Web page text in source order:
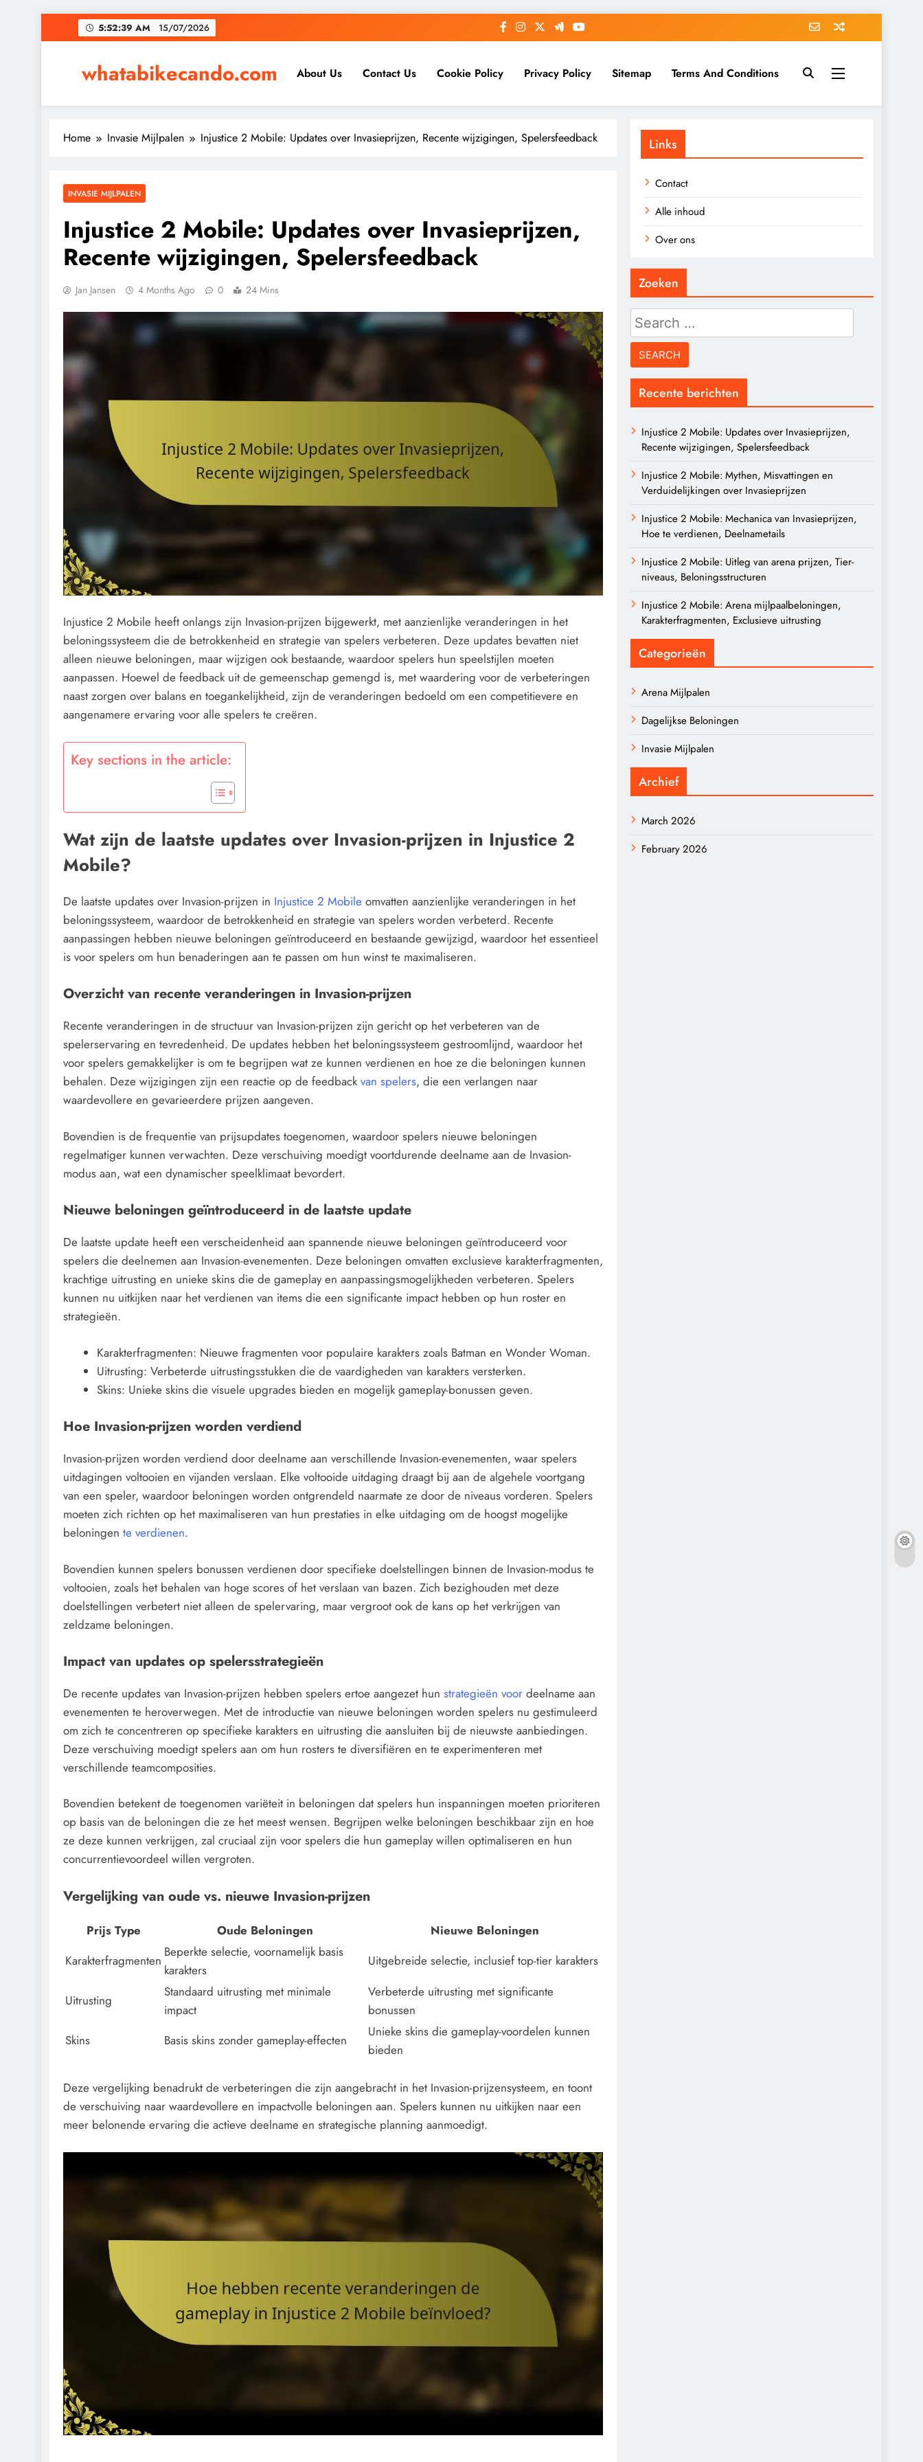
to
5:52:39 AM 15/07/2026
whatabikecando.com About Us Contact Us Cookie Policy Privacy Policy Sitemap Terms And Conditions
Home Invasie Mijlpalen Injustice 2 Mobile: Updates over Invasieprijzen, Recente wijzigingen, Spelersfeedback
INVASIE MIJLPALEN
Injustice 2 Mobile: Updates over Invasieprijzen,
Recente wijzigingen, Spelersfeedback
Jan Jansen 4 Months Ago 0 24 Mins
Injustice 2 Mobile heeft onlangs zijn Invasion-prijzen bijgewerkt, met aanzienlijke veranderingen in het
beloningssysteem die de betrokkenheid en strategie van spelers verbeteren. Deze updates bevatten niet
alleen nieuwe beloningen, maar wijzigen ook bestaande, waardoor spelers hun speelstijlen moeten
aanpassen. Hoewel de feedback uit de gemeenschap gemengd is, met waardering voor de verbeteringen
naast zorgen over balans en toegankelijkheid, zijn de veranderingen bedoeld om een competitievere en
aangenamere ervaring voor alle spelers te creëren.
Key sections in the article:
Wat zijn de laatste updates over Invasion-prijzen in Injustice 2
Mobile?
De laatste updates over Invasion-prijzen in Injustice 2 Mobile omvatten aanzienlijke veranderingen in het
beloningssysteem, waardoor de betrokkenheid en strategie van spelers worden verbeterd. Recente
aanpassingen hebben nieuwe beloningen geïntroduceerd en bestaande gewijzigd, waardoor het essentieel
is voor spelers om hun benaderingen aan te passen om hun winst te maximaliseren.
Overzicht van recente veranderingen in Invasion-prijzen
Recente veranderingen in de structuur van Invasion-prijzen zijn gericht op het verbeteren van de
spelerservaring en tevredenheid. De updates hebben het beloningssysteem gestroomlijnd, waardoor het
voor spelers gemakkelijker is om te begrijpen wat ze kunnen verdienen en hoe ze die beloningen kunnen
behalen. Deze wijzigingen zijn een reactie op de feedbackvan spelers, die een verlangen naar
waardevollere en gevarieerdere prijzen aangeven.
Bovendien is de frequentie van prijsupdates toegenomen, waardoor spelers nieuwe beloningen
regelmatiger kunnen verwachten. Deze verschuiving moedigt voortdurende deelname aan de Invasion-
modus aan, wat een dynamischer speelklimaat bevordert.
Nieuwe beloningen geïntroduceerd in de laatste update
De laatste update heeft een verscheidenheid aan spannende nieuwe beloningen geïntroduceerd voor
spelers die deelnemen aan Invasion-evenementen. Deze beloningen omvatten exclusieve karakterfragmenten,
krachtige uitrusting en unieke skins die de gameplay en aanpassingsmogelijkheden verbeteren. Spelers
kunnen nu uitkijken naar het verdienen van items die een significante impact hebben op hun roster en
strategieën.
Karakterfragmenten: Nieuwe fragmenten voor populaire karakters zoals Batman en Wonder Woman.
Uitrusting: Verbeterde uitrustingsstukken die de vaardigheden van karakters versterken.
Skins: Unieke skins die visuele upgrades bieden en mogelijk gameplay-bonussen geven.
Hoe Invasion-prijzen worden verdiend
Invasion-prijzen worden verdiend door deelname aan verschillende Invasion-evenementen, waar spelers
uitdagingen voltooien en vijanden verslaan. Elke voltooide uitdaging draagt bij aan de algehele voortgang
van een speler, waardoor beloningen worden ontgrendeld naarmate ze door de niveaus vorderen. Spelers
moeten zich richten op het maximaliseren van hun prestaties in elke uitdaging om de hoogst mogelijke
beloningen te verdienen.
Bovendien kunnen spelers bonussen verdienen door specifieke doelstellingen binnen de Invasion-modus te
voltooien, zoals het behalen van hoge scores of het verslaan van bazen. Zich bezighouden met deze
doelstellingen verbetert niet alleen de spelervaring, maar vergroot ook de kans op het verkrijgen van
zeldzame beloningen.
Impact van updates op spelersstrategieën
De recente updates van Invasion-prijzen hebben spelers ertoe aangezet hun strategieën voor deelname aan
evenementen te heroverwegen. Met de introductie van nieuwe beloningen worden spelers nu gestimuleerd
om zich te concentreren op specifieke karakters en uitrusting die aansluiten bij de nieuwste aanbiedingen.
Deze verschuiving moedigt spelers aan om hun rosters te diversifiëren en te experimenteren met
verschillende teamcomposities.
Bovendien betekent de toegenomen variëteit in beloningen dat spelers hun inspanningen moeten prioriteren
op basis van de beloningen die ze het meest wensen. Begrijpen welke beloningen beschikbaar zijn en hoe
ze deze kunnen verkrijgen, zal cruciaal zijn voor spelers die hun gameplay willen optimaliseren en hun
concurrentievoordeel willen vergroten.
Vergelijking van oude vs. nieuwe Invasion-prijzen
Prijs Type Oude Beloningen
Nieuwe Beloningen
Karakterfragmenten
Beperkte selectie, voornamelijk basis
karakters
Uitgebreide selectie, inclusief top-tier karakters
Uitrusting
Standaard uitrusting met minimale
impact
Verbeterde uitrusting met significante
bonussen
Skins
Basis skins zonder gameplay-effecten
Unieke skins die gameplay-voordelen kunnen
bieden
Deze vergelijking benadrukt de verbeteringen die zijn aangebracht in het Invasion-prijzensysteem, en toont
de verschuiving naar waardevollere en impactvolle beloningen aan. Spelers kunnen nu uitkijken naar een
meer belonende ervaring die actieve deelname en strategische planning aanmoedigt.
Links
Contact
Alle inhoud
Over ons
Zoeken
Search
for:
Recente berichten
Injustice 2 Mobile: Updates over Invasieprijzen,
Recente wijzigingen, Spelersfeedback
Injustice 2 Mobile: Mythen, Misvattingen en
Verduidelijkingen over Invasieprijzen
Injustice 2 Mobile: Mechanica van Invasieprijzen,
Hoe te verdienen, Deelnametails
Injustice 2 Mobile: Uitleg van arena prijzen, Tier-
niveaus, Beloningsstructuren
Injustice 2 Mobile: Arena mijlpaalbeloningen,
Karakterfragmenten, Exclusieve uitrusting
Categorieën
Arena Mijlpalen
Dagelijkse Beloningen
Invasie Mijlpalen
Archief
March 2026
February 2026